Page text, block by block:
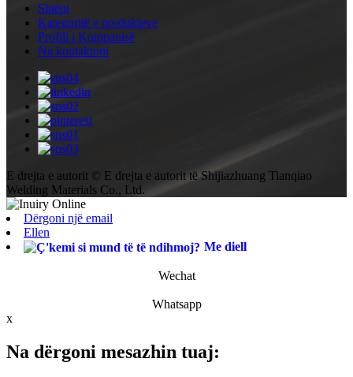
Shtëpi
Kategoritë e produkteve
Profili i Kompanisë
Na kontaktoni
E drejta e autorit © E drejta e autorit të Shijiazhuang Tianqiao
Welding Materials Co., Ltd.
Dërgoni një email
Ellen
Me diell
Wechat
Whatsapp
x
Na dërgoni mesazhin tuaj: